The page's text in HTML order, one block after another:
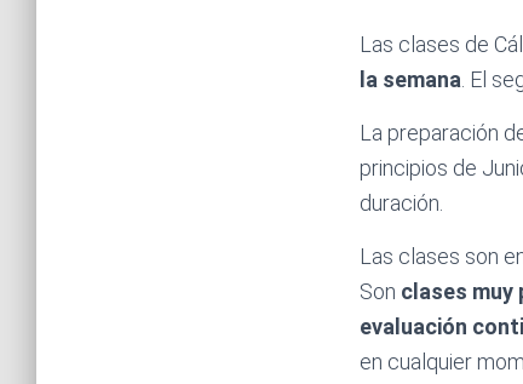
Las clases de
la semana . El
La preparación
principios de
duración.
Las clases son
Son clases muy
evaluación
en cualquier